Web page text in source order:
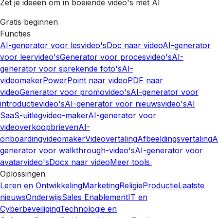
Zet je ideeën om in boeiende video's met AI
Gratis beginnen
Functies
AI-generator voor lesvideo'sDoc naar videoAI-generator
voor leervideo'sGenerator voor procesvideo'sAI-
generator voor sprekende foto'sAI-
videomakerPowerPoint naar videoPDF naar
videoGenerator voor promovideo'sAI-generator voor
introductievideo'sAI-generator voor nieuwsvideo'sAI
SaaS-uitlegvideo-makerAI-generator voor
videoverkoopbrievenAI-
onboardingvideomakerVideovertalingAfbeeldingsvertaling
generator voor walkthrough-video'sAI-generator voor
avatarvideo'sDocx naar videoMeer tools
Oplossingen
Leren en OntwikkelingMarketingReligieProductieLaatste
nieuwsOnderwijsSales EnablementIT en
CyberbeveiligingTechnologie en